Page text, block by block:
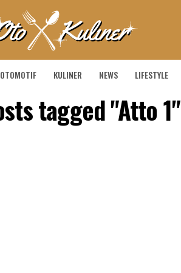
OTOMOTIF KULINER NEWS LIFESTYLE
tagged "Atto 1"